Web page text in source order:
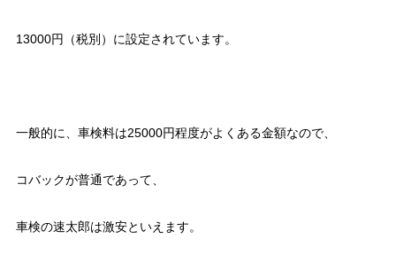
13000円（税別）に設定されています。
一般的に、車検料は25000円程度がよくある金額なので、
コバックが普通であって、
車検の速太郎は激安といえます。